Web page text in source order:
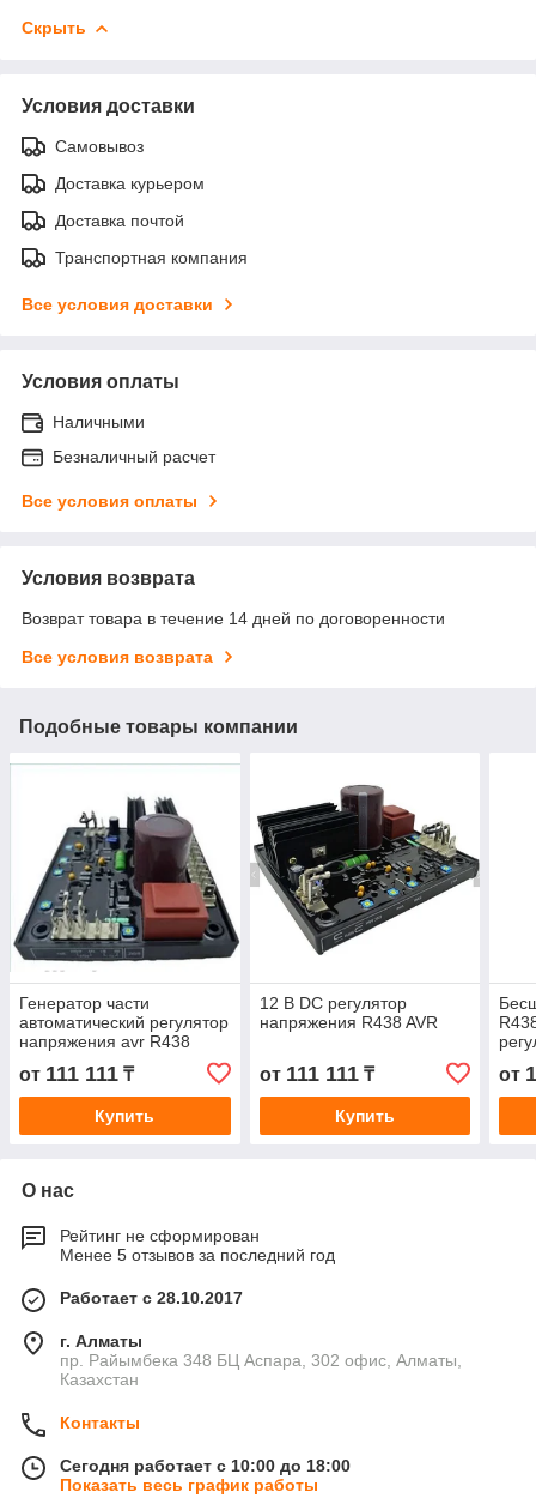
Скрыть
Условия доставки
Самовывоз
Доставка курьером
Доставка почтой
Транспортная компания
Все условия доставки
Условия оплаты
Наличными
Безналичный расчет
Все условия оплаты
Условия возврата
Возврат товара в течение 14 дней по договоренности
Все условия возврата
Подобные товары компании
Генератор части
автоматический регулятор
напряжения avr R438
от 111 111 ₸
Купить
12 В DC регулятор
напряжения R438 AVR
от 111 111₸
Купить
от
О нас
Рейтинг не сформирован
Менее 5 отзывов за последний год
Работает с 28.10.2017
г. Алматы
пр. Райымбека 348 БЦ Аспара, 302 офис, Алматы,
Казахстан
Контакты
Сегодня работает с 10:00 до 18:00
Показать весь график работы